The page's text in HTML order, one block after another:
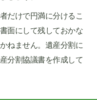
だけで円満に分けるこ
面にして残しておかな
ねません。遺産分割に
分割協議書を作成して